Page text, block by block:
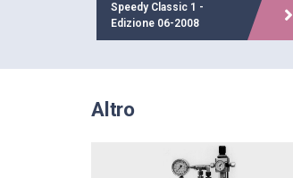
Speedy Classic 1 -
Edizione 06-2008
Altro